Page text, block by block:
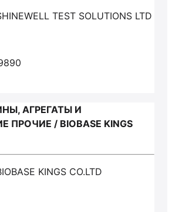
TEST SOLUTIONS LTD
АГРЕГАТЫ И
/ BIOBASE KINGS
KINGS CO.LTD